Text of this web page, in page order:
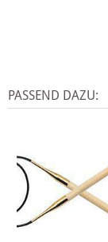
PASSEND DAZU: